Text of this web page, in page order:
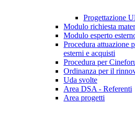
Progettazione
Modulo richiesta
Modulo esperto
Procedura attuazione
esterni e acquisti
Procedura per
Ordinanza per il
Uda svolte
Area DSA - Referenti
Area progetti